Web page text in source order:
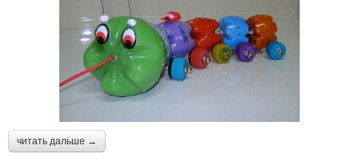
читать дальше →